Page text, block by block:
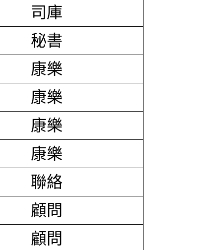
司庫
秘書
康樂
康樂
康樂
康樂
聯絡
顧問
顧問